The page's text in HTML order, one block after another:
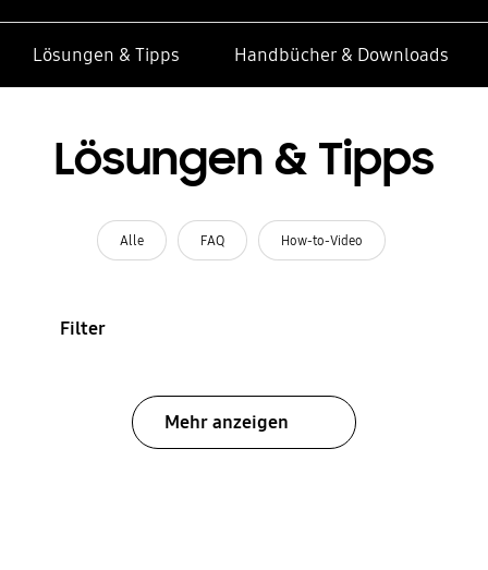
Lösungen & Tipps Handbücher & Downloads
Lösungen & Tipps
Alle FAQ How-to-Video
Filter
Mehr anzeigen